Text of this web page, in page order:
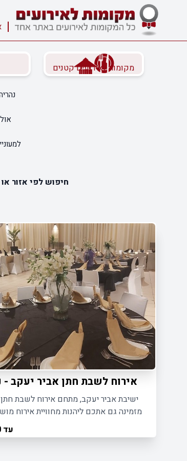
מקומות לאירועים קטנים
חיפוש לפי אזור או
אירוח לשבת חתן אביר יעקב -
ישיבת אביר יעקב, מתחם אירוח לשבת חתן
מזמינה גם אתכם ליהנות מחוויית אירוח
בני המשפחה במסגרת אירועי שבת חתן
מצווה.
עד 180